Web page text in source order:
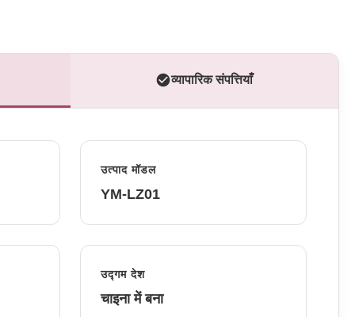
व्यापारिक संपत्तियाँ
उत्पाद मॉडल
YM-LZ01
उद्गम देश
चाइना में बना